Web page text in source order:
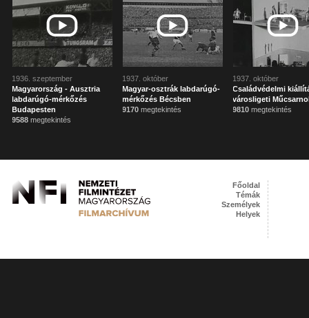
1936. szeptember
Magyarország - Ausztria
labdarúgó-mérkőzés
Budapesten
9588 megtekintés
1937. október
Magyar-osztrák labdarúgó-
mérkőzés Bécsben
9170 megtekintés
1937. október
Családvédelmi
városligeti
9810 megtekintés
Főoldal
Témák
Személyek
Helyek